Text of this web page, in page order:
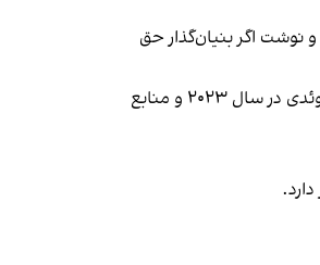
سپاه اعتراض کرد و نوشت اگر بنیان‌گذار حق
دیوار که بستری برای خرید و فروش کالای دست‌دوم و جست‌وجو و اجاره خانه در اختیار کاربران قرار می‌دهد، بر اساس گزارش یک شرکت سرمایه‌گذاری سوئدی در سال ۲۰۲۳ و منابع